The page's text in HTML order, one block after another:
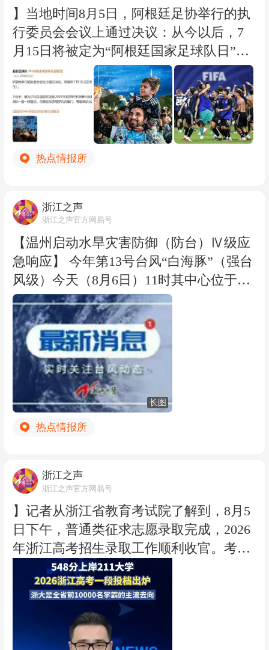
月3日18时启动IV级防台应急响应以来，
海岛嵊泗、东极已累计安全疏散旅客近3
万人次。自8月6日下午14时起，嵊泗方向
的14条水上客运航线已全面停航。 海事部
门提醒，暑期计划前往海岛出行的旅客，
请密切关注官方台风预警与航线停复航信
息，合理调整出行安排，台风影响期间暂
缓前往浙江沿海海岛。各在港及航行船舶
需持续跟踪台风路径变化，严格落实值班
珈伊 通讯员：刘继波、谷宁）
】当地时间8月5日，阿根廷足协举行的执
行委员会会议上通过决议：从今以后，7
月15日将被定为“阿根廷国家足球队日”（e
l Día de las Selecciones Nacionales de Fútbo
l）。当地时间2026年7月15日，在美加墨
世界杯半决赛中，阿根廷2比1逆转英格兰
晋级决赛，不过他们在随后的决赛里0比1
负于西班牙队屈居亚军。根据足协发布的
新闻稿的说法，“球队成功逆转比分，让
庆祝的人群。”
其实，严格意义上说，阿根廷足协使用的
词汇叫做“Selecciones Nacionales”，更应
翻译作“阿根廷各支国家足球队日”，正因
此，新闻稿里还写道：这一致敬不仅限于
成年国家队的这一里程碑时刻。这份认
可，自然也属于每一支国家队——包括青
少年队、男足和女足、室内五人制足球、
沙滩足球以及十一人制足球——他们日复
一日地训练，怀揣着梦想、激情与责任，
捍卫着那身蓝白战袍。
热点情报所
浙江之声
浙江之声官方网易号
【温州启动水旱灾害防御（防台）Ⅳ级应
急响应】 今年第13号台风“白海豚”（强台
风级）今天（8月6日）11时其中心位于距
离温州偏东方向约1260公里的洋面上，近
中心最大风力14级（42米/秒），中心气压
955百帕。预计“白海豚”将以每小时20公里
左右的速度向偏西方向移动，较大可能于
9日下午到10日在浙江沿海登陆（台风级
或强台风级，12～14级），也不排除在浙
江近海转向穿过舟山群岛北上的可能性。
受其影响，8日起温州市将有大雨暴雨天
急预案》，温州市水利局决定于8月6日14
时启动水旱灾害防御（防台）Ⅳ级应急响
应。（浙江之声记者林璐茗）
长图
热点情报所
浙江之声
浙江之声官方网易号
】记者从浙江省教育考试院了解到，8月5
日下午，普通类征求志愿录取完成，2026
年浙江高考招生录取工作顺利收官。考生
可登录浙江省教育考试院网站（www.zjzs.
net）“浙江省高校招生考试信息管理系统”
或通过浙江考试微信公众号“招考查询”菜
单查看录取结果。
据统计，今年高考省内外高校共录取37.18